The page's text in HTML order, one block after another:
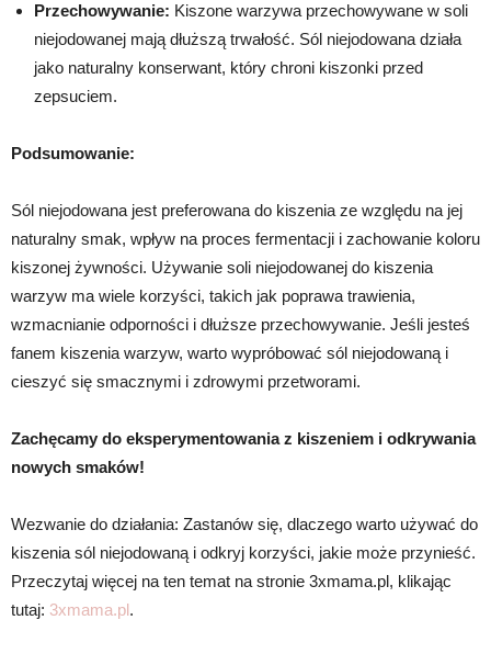
Przechowywanie: Kiszone warzywa przechowywane w soli
niejodowanej mają dłuższą trwałość. Sól niejodowana działa
jako naturalny konserwant, który chroni kiszonki przed
zepsuciem.
Podsumowanie:
Sól niejodowana jest preferowana do kiszenia ze względu na jej
naturalny smak, wpływ na proces fermentacji i zachowanie koloru
kiszonej żywności. Używanie soli niejodowanej do kiszenia
warzyw ma wiele korzyści, takich jak poprawa trawienia,
wzmacnianie odporności i dłuższe przechowywanie. Jeśli jesteś
fanem kiszenia warzyw, warto wypróbować sól niejodowaną i
cieszyć się smacznymi i zdrowymi przetworami.
Zachęcamy do eksperymentowania z kiszeniem i odkrywania
nowych smaków!
Wezwanie do działania: Zastanów się, dlaczego warto używać do
kiszenia sól niejodowaną i odkryj korzyści, jakie może przynieść.
Przeczytaj więcej na ten temat na stronie 3xmama.pl, klikając
tutaj: 3xmama.pl.